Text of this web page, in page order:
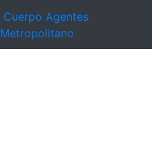
Cuerpo Agentes
Metropolitano